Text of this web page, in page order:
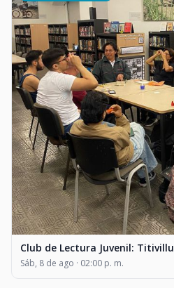
Club de Lectura Juvenil:
Sáb, 8 de ago · 02:00 p. m.